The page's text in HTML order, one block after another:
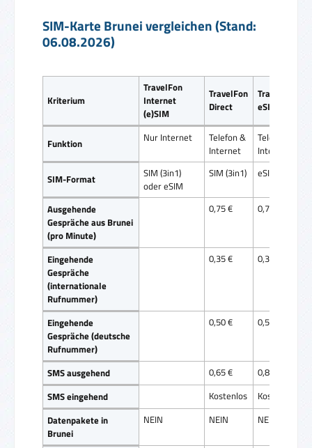
SIM-Karte Brunei vergleichen (Stand:
06.08.2026)
Kriterium
TravelFon
Internet
(e)SIM
TravelFon
Direct
TravelFon
eSIM
Funktion Nur Internet
Telefon &
Internet
Telefon &
Internet
SIM-Format
SIM (3in1)
oder eSIM
SIM (3in1) eSIM
Ausgehende
Gespräche aus Brunei
(pro Minute)
0,75 € 0,75 €
Eingehende
Gespräche
(internationale
Rufnummer)
0,35 € 0,35 €
Eingehende
Gespräche (deutsche
Rufnummer)
0,50 € 0,50 €
SMS ausgehend 0,65 €
0,85 €
SMS eingehend
Kostenlos
Kostenlos
Datenpakete in
Brunei
NEIN NEIN NEIN